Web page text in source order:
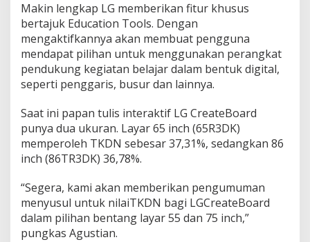
Makin lengkap LG memberikan fitur khusus
bertajuk Education Tools. Dengan
mengaktifkannya akan membuat pengguna
mendapat pilihan untuk menggunakan perangkat
pendukung kegiatan belajar dalam bentuk digital,
seperti penggaris, busur dan lainnya.
Saat ini papan tulis interaktif LG CreateBoard
punya dua ukuran. Layar 65 inch (65R3DK)
memperoleh TKDN sebesar 37,31%, sedangkan 86
inch (86TR3DK) 36,78%.
“Segera, kami akan memberikan pengumuman
menyusul untuk nilaiTKDN bagi LGCreateBoard
dalam pilihan bentang layar 55 dan 75 inch,”
pungkas Agustian.